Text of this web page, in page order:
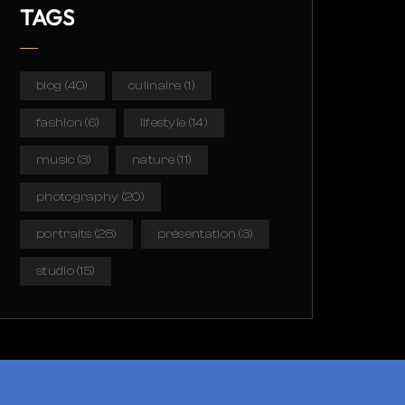
TAGS
blog (40) culinaire (1)
fashion (6) lifestyle (14)
music (3) nature(11)
photography (20)
portraits (28) présentation (3)
studio(15)